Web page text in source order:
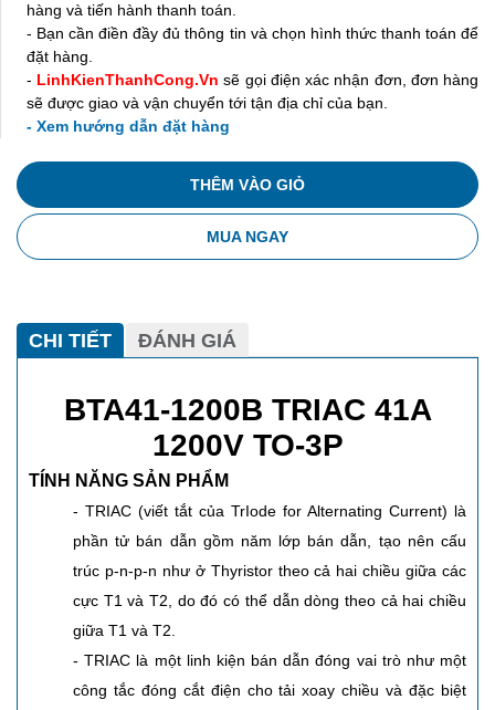
hàng và tiến hành thanh toán.
- Bạn cần điền đầy đủ thông tin và chọn hình thức thanh toán để
đặt hàng.
- LinhKienThanhCong.Vn sẽ gọi điện xác nhận đơn, đơn hàng
sẽ được giao và vận chuyển tới tận địa chỉ của bạn.
- Xem hướng dẫn đặt hàng
THÊM VÀO GIỎ
MUA NGAY
CHI TIẾT ĐÁNH GIÁ
BTA41-1200B TRIAC 41A
1200V TO-3P
TÍNH NĂNG SẢN PHẨM
- TRIAC (viết tắt của TrIode for Alternating Current) là
phần tử bán dẫn gồm năm lớp bán dẫn, tạo nên cấu
trúc p-n-p-n như ở Thyristor theo cả hai chiều giữa các
cực T1 và T2, do đó có thể dẫn dòng theo cả hai chiều
giữa T1 và T2.
- TRIAC là một linh kiện bán dẫn đóng vai trò như một
công tắc đóng cắt điện cho tải xoay chiều và đặc biệt